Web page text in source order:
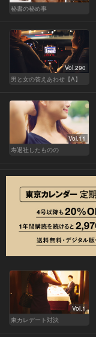
秘書の秘め事
Vol.290
男と女の答えあわせ【A】
Vol.11
寿退社したものの
Vol.1
東カレデート対決